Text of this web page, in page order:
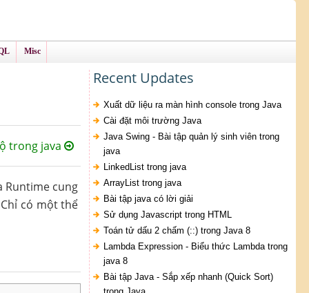
Misc
trong java
Runtime cung
có một thể
Recent Updates
Xuất dữ liệu ra màn hình console trong Java
Cài đặt môi trường Java
Java Swing - Bài tập quản lý sinh viên trong
java
LinkedList trong java
ArrayList trong java
Bài tập java có lời giải
Sử dụng Javascript trong HTML
Toán tử dấu 2 chấm (::) trong Java 8
Lambda Expression - Biểu thức Lambda trong
java 8
Bài tập Java - Sắp xếp nhanh (Quick Sort)